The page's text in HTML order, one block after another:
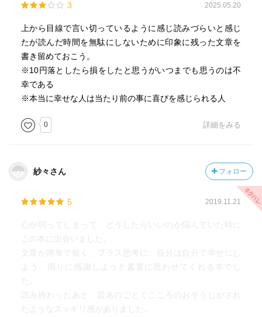
3 2025.05.20
上から目線で言い切っているように感じ読みづらいと感じ
たが読んだ時間を無駄にしないために印象に残った文章を
書き留めておこう。
※10円落としたら損をしたと思うがいつまでも思うのは不
幸である
※本当に幸せな人は当たり前の事に喜びを感じられる人
0 詳細をみる
紗々さん フォロー
5 2019.11.21
心が弱ってしまって、どうしたらいいのか悩んでいた時に
この本に出会いました。
文章が簡単で短く、プラス思考に、自分は自分で幸せにし
よう、周りに感謝しようと素直に思わせてくれる本でし
た。
読み終わったあと、題名のごとくこころのおそうじがされ
たようなスッキリ感がありました。